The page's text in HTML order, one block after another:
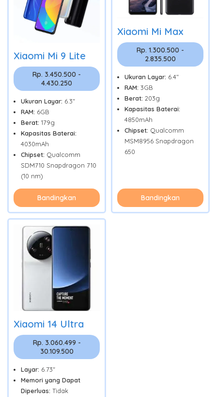
Xiaomi Mi 9 Lite
Rp. 3.450.500 -
4.430.250
Ukuran Layar: 6.3"
RAM: 6GB
Berat: 179g
Kapasitas Baterai:
4030mAh
Chipset: Qualcomm
SDM710 Snapdragon 710
(10 nm)
Bandingkan
Xiaomi Mi Max
Rp. 1.300.500 -
2.835.500
Ukuran Layar: 6.4"
RAM: 3GB
Berat: 203g
Kapasitas Baterai:
4850mAh
Chipset: Qualcomm
MSM8956 Snapdragon
650
Bandingkan
Xiaomi 14 Ultra
Rp. 3.060.499 -
30.109.500
Layar: 6.73"
Memori yang Dapat
Diperluas: Tidak